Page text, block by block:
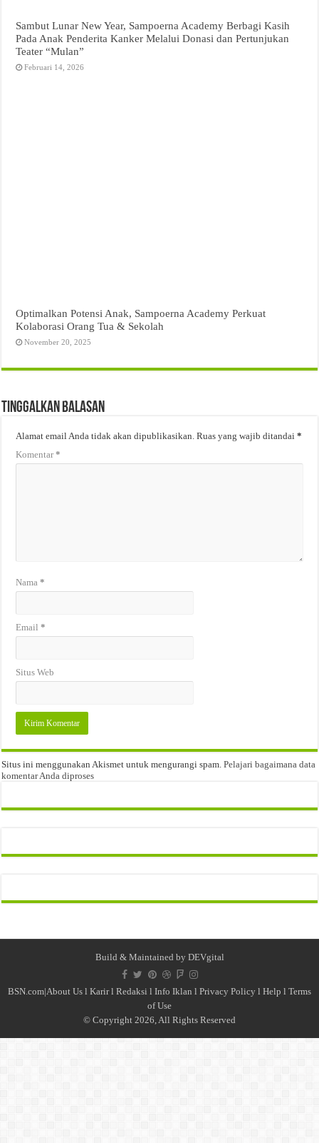
Sambut Lunar New Year, Sampoerna Academy Berbagi Kasih
Pada Anak Penderita Kanker Melalui Donasi dan Pertunjukan
Teater “Mulan”
Februari 14, 2026
Optimalkan Potensi Anak, Sampoerna Academy Perkuat
Kolaborasi Orang Tua & Sekolah
November 20, 2025
Tinggalkan Balasan
Alamat email Anda tidak akan dipublikasikan. Ruas yang wajib ditandai*
Komentar*
Nama*
Email*
Situs Web
Situs ini menggunakan Akismet untuk mengurangi spam.Pelajari bagaimana data
komentar Anda diproses
Build & Maintained by DEVgital
BSN.com|About Us l Karirl Redaksi l Info Iklan l Privacy Policy l Help l Terms
of Use
© Copyright 2026, All Rights Reserved